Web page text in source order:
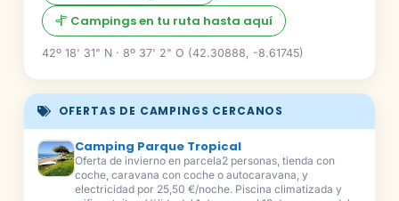
Campings en tu ruta hasta aquí
42º 18' 31" N · 8º 37' 2" O (42.30888, -8.61745)
OFERTAS DE CAMPINGS CERCANOS
Camping Parque Tropical
Oferta de invierno en parcela2 personas, tienda con
coche, caravana con coche o autocaravana, y
electricidad por 25,50 €/noche. Piscina climatizada y